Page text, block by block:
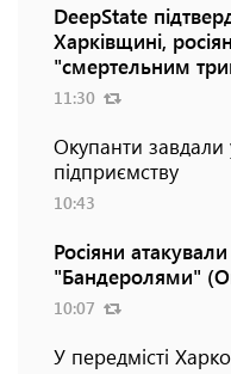
DeepState
Харківщині,
"смертельним
11:30
Окупанти завдали
підприємству
10:43
Росіяни
"Бандеролями"
10:07
У передмісті